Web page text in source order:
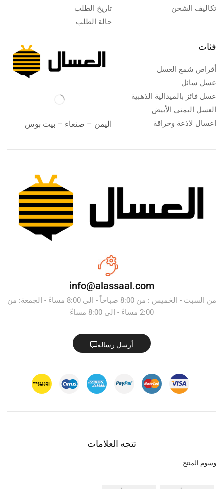
تكاليف الشحن
تاريخ الطلب
حالة الطلب
فئات
أقراص شمع العسل
عسل سائل
عسل فائز بالميدالية الذهبية
العسل اليمني الأبيض
اعسال لاذعة وحراقة
اليمن – صنعاء – بيت بوس
info@alassaal.com
من السبت - الخميس : من 8:00 صباحاً - الى 8:00 مساءً - الجمعة: من
2:00 مساءً - الى 8:00 مساءً
أرسل رسالة
تتجه العلامات
وسوم المنتج